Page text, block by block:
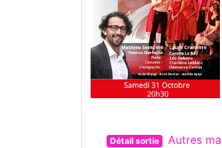
Détail sortie Autres